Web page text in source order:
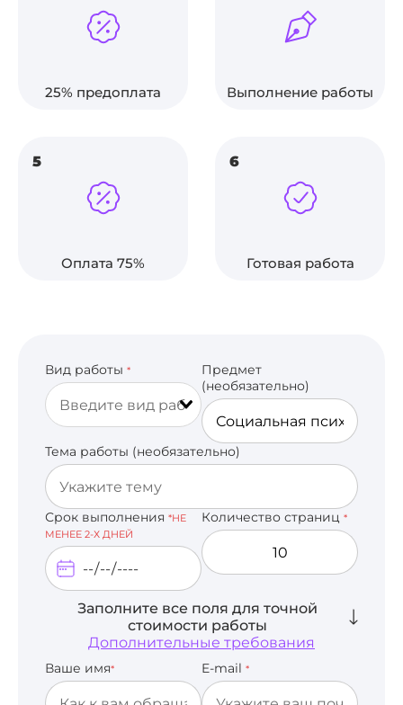
25% предоплата Выполнение работы
5
Оплата 75%
6
Готовая работа
Вид работы *
Предмет
(необязательно)
Тема работы (необязательно)
Срок выполнения *НЕ
МЕНЕЕ 2-Х ДНЕЙ
Количество страниц *
Заполните все поля для точной
стоимости работы
Дополнительные требования
Ваше имя* E-mail *